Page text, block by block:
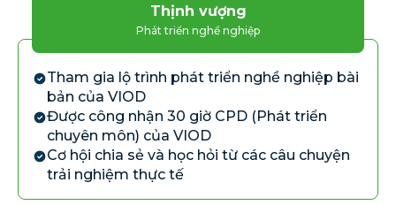
Thịnh vượng
Phát triển nghề nghiệp
Tham gia lộ trình phát triển nghề nghiệp bài
bản của VIOD
Được công nhận 30 giờ CPD (Phát triển
chuyên môn) của VIOD
Cơ hội chia sẻ và học hỏi từ các câu chuyện
trải nghiệm thực tế